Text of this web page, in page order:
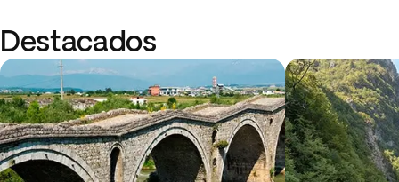
Destacados